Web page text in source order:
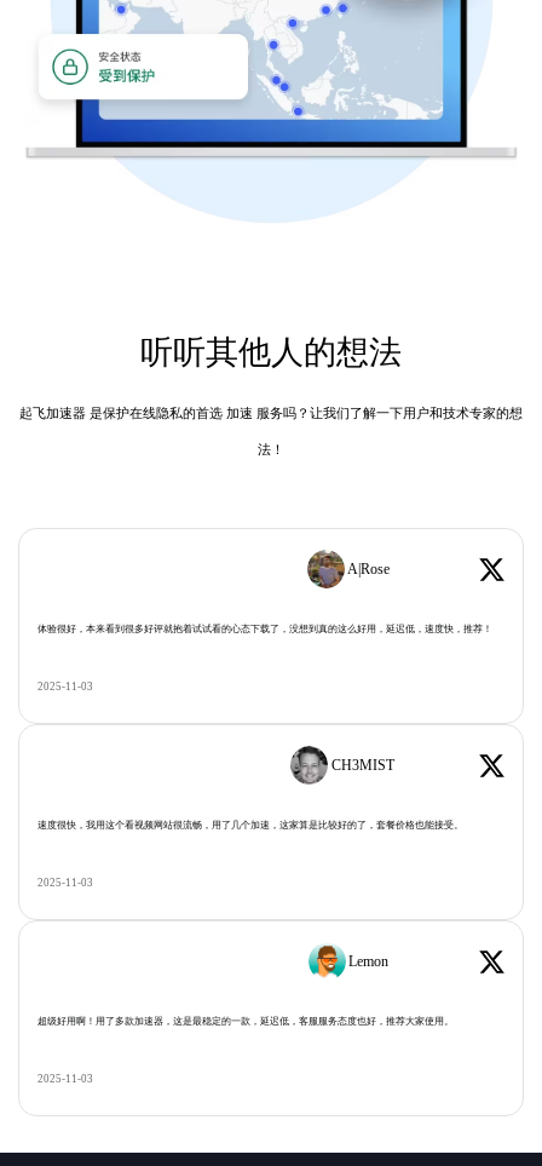
听听其他人的想法
起飞加速器 是保护在线隐私的首选 加速 服务吗？让我们了解一下用户和技术专家的想
法！
A|Rose
体验很好，本来看到很多好评就抱着试试看的心态下载了，没想到真的这么好用，延迟低，速度快，推荐！
2025-11-03
CH3MIST
速度很快，我用这个看视频网站很流畅，用了几个加速，这家算是比较好的了，套餐价格也能接受。
2025-11-03
Lemon
超级好用啊！用了多款加速器，这是最稳定的一款，延迟低，客服服务态度也好，推荐大家使用。
2025-11-03